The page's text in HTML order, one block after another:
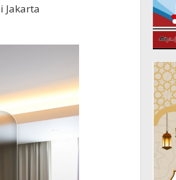
Jakarta